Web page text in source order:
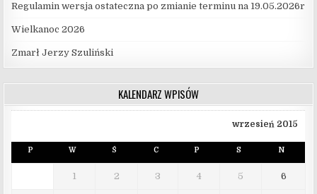
Regulamin wersja ostateczna po zmianie terminu na 19.05.2026r
Wielkanoc 2026
Zmarł Jerzy Szuliński
KALENDARZ WPISÓW
wrzesień 2015
P W Ś C P S N
1 2 3 4 5 6